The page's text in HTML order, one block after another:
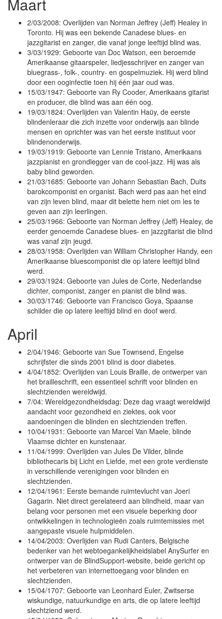
2/03/2008: Overlijden van Norman Jeffrey (Jeff) Healey in
Toronto. Hij was een bekende Canadese blues- en
jazzgitarist en zanger, die vanaf jonge leeftijd blind was.
3/03/1929: Geboorte van Doc Watson, een beroemde
Amerikaanse gitaarspeler, liedjesschrijver en zanger van
bluegrass-, folk-, country- en gospelmuziek. Hij werd blind
door een ooginfectie toen hij één jaar oud was.
15/03/1947: Geboorte van Ry Cooder, Amerikaans gitarist
en producer, die blind was aan één oog.
19/03/1824: Overlijden van Valentin Haüy, de eerste
blindenleraar die zich inzette voor onderwijs aan blinde
mensen en oprichter was van het eerste instituut voor
blindenonderwijs.
19/03/1919: Geboorte van Lennie Tristano, Amerikaans
jazzpianist en grondlegger van de cool-jazz. Hij was als
baby blind geworden.
21/03/1685: Geboorte van Johann Sebastian Bach, Duits
barokcomponist en organist. Bach werd pas aan het eind
van zijn leven blind, maar dit belette hem niet om les te
geven aan zijn leerlingen.
25/03/1966: Geboorte van Norman Jeffrey (Jeff) Healey, de
eerder genoemde Canadese blues- en jazzgitarist die blind
was vanaf zijn jeugd.
28/03/1958: Overlijden van William Christopher Handy, een
Amerikaanse bluescomponist die op latere leeftijd blind
werd.
29/03/1924: Geboorte van Jules de Corte, Nederlandse
dichter, componist, zanger en pianist die blind was.
30/03/1746: Geboorte van Francisco Goya, Spaanse
schilder die op latere leeftijd blind en doof werd.
April
2/04/1946: Geboorte van Sue Townsend, Engelse
schrijfster die sinds 2001 blind is door diabetes.
4/04/1852: Overlijden van Louis Braille, de ontwerper van
het brailleschrift, een essentieel schrift voor blinden en
slechtzienden wereldwijd.
7/04: Wereldgezondheidsdag: Deze dag vraagt wereldwijd
aandacht voor gezondheid en ziektes, ook voor
aandoeningen die blinden en slechtzienden treffen.
10/04/1931: Geboorte van Marcel Van Maele, blinde
Vlaamse dichter en kunstenaar.
11/04/1999: Overlijden van Jules De Vilder, blinde
bibliothecaris bij Licht en Liefde, met een grote verdienste
in verschillende verenigingen voor blinden en
slechtzienden.
12/04/1961: Eerste bemande ruimtevlucht van Joeri
Gagarin. Niet direct gerelateerd aan blindheid, maar van
belang voor personen met een visuele beperking door
ontwikkelingen in technologieën zoals ruimtemissies met
aangepaste visuele hulpmiddelen.
14/04/2003: Overlijden van Rudi Canters, Belgische
bedenker van het webtoegankelijkheidslabel AnySurfer en
ontwerper van de BlindSupport-website, beide gericht op
het verbeteren van internettoegang voor blinden en
slechtzienden.
15/04/1707: Geboorte van Leonhard Euler, Zwitserse
wiskundige, natuurkundige en arts, die op latere leeftijd
slechtziend werd.